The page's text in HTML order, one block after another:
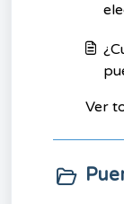
Ver